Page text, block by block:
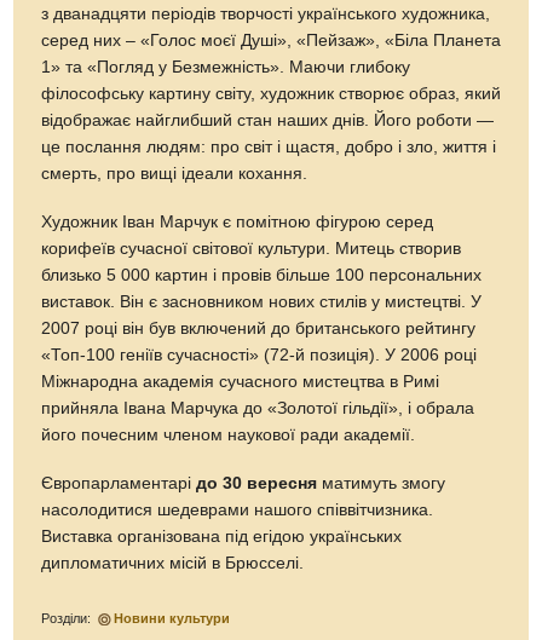
з дванадцяти періодів творчості українського художника,
серед них – «Голос моєї Душі», «Пейзаж», «Біла Планета
1» та «Погляд у Безмежність». Маючи глибоку
філософську картину світу, художник створює образ, який
відображає найглибший стан наших днів. Його роботи —
це послання людям: про світ і щастя, добро і зло, життя і
смерть, про вищі ідеали кохання.
Художник Іван Марчук є помітною фігурою серед
корифеїв сучасної світової культури. Митець створив
близько 5 000 картин і провів більше 100 персональних
виставок. Він є засновником нових стилів у мистецтві. У
2007 році він був включений до британського рейтингу
«Топ-100 геніїв сучасності» (72-й позиція). У 2006 році
Міжнародна академія сучасного мистецтва в Римі
прийняла Івана Марчука до «Золотої гільдії», і обрала
його почесним членом наукової ради академії.
Європарламентарідо 30 вересня матимуть змогу
насолодитися шедеврами нашого співвітчизника.
Виставка організована під егідою українських
дипломатичних місій в Брюсселі.
Розділи: Новини культури